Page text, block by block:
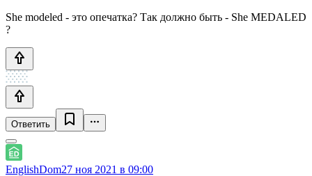
She modeled - это опечатка? Так должно быть - She MEDALED
?
Ответить
EnglishDom27 ноя 2021 в 09:00